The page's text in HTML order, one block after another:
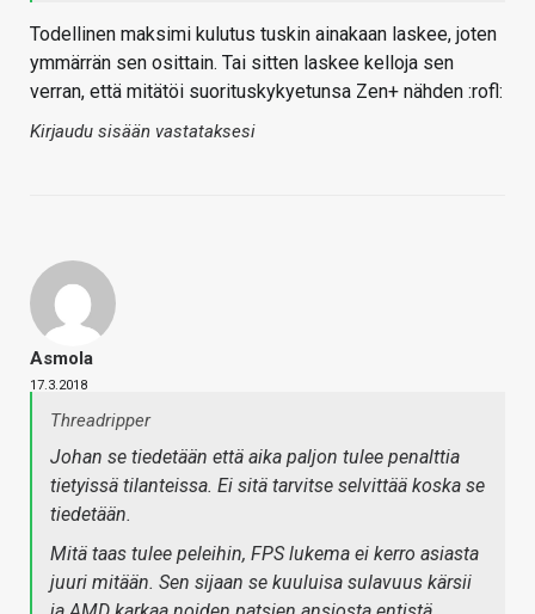
Todellinen maksimi kulutus tuskin ainakaan laskee, joten
ymmärrän sen osittain. Tai sitten laskee kelloja sen
verran, että mitätöi suorituskykyetunsa Zen+ nähden :rofl:
Kirjaudu sisään vastataksesi
Asmola
17.3.2018
Threadripper
Johan se tiedetään että aika paljon tulee penalttia
tietyissä tilanteissa. Ei sitä tarvitse selvittää koska se
tiedetään.
Mitä taas tulee peleihin, FPS lukema ei kerro asiasta
juuri mitään. Sen sijaan se kuuluisa sulavuus kärsii